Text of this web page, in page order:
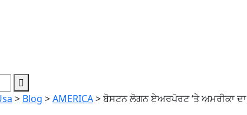
> Blog >AMERICA>ਬੋਸਟਨ ਲੋਗਨ ਏਅਰਪੋਰਟ ‘ਤੇ ਅਮਰੀਕਾ ਦਾ